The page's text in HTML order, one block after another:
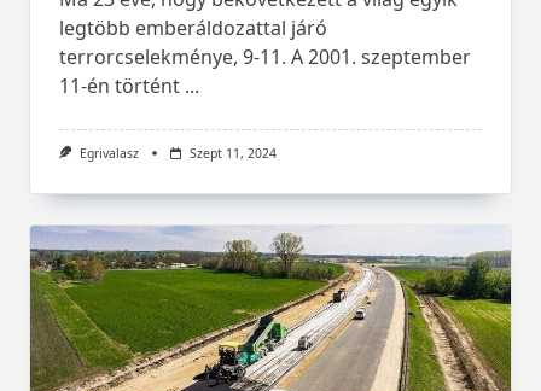
legtöbb emberáldozattal járó
terrorcselekménye, 9-11. A 2001. szeptember
11-én történt ...
Egrivalasz Szept 11, 2024